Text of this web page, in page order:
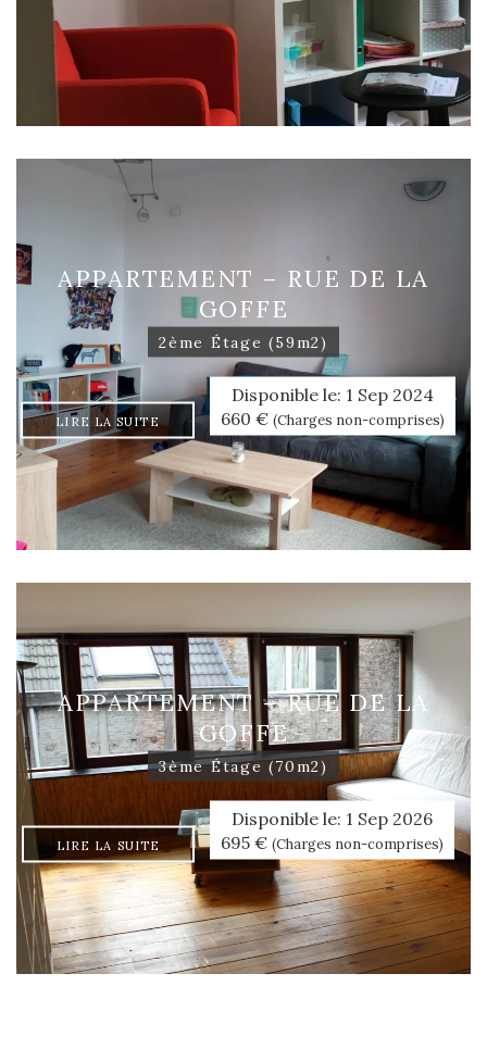
APPARTEMENT – RUE DE LA
GOFFE
2ème Étage (59m2)
LIRE LA SUITE
Disponible le: 1 Sep 2024
660 € (Charges non-comprises)
APPARTEMENT – RUE DE LA
GOFFE
3ème Étage (70m2)
LIRE LA SUITE
Disponible le: 1 Sep 2026
695 €(Charges non-comprises)